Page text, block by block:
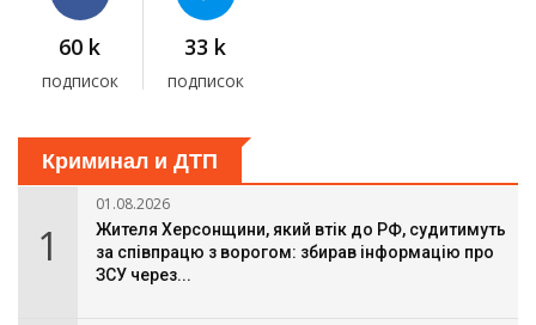
60 k
подписок
33 k
подписок
Криминал и ДТП
1
01.08.2026
Жителя Херсонщини, який втік до РФ, судитимуть
за співпрацю з ворогом: збирав інформацію про
ЗСУ через...